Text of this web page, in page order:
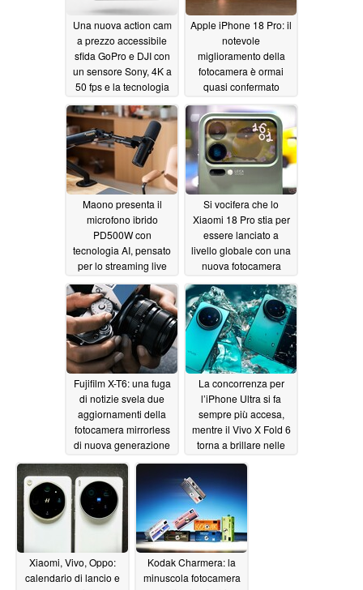
Una nuova action cam
a prezzo accessibile
sfida GoPro e DJI con
un sensore Sony, 4K a
50 fps e la tecnologia
prezzo06/25/2026
Apple iPhone 18 Pro: il
notevole
miglioramento della
fotocamera è ormai
quasi confermato
06/23/2026
Maono presenta il
microfono ibrido
PD500W con
tecnologia AI, pensato
per lo streaming live
audio a 32 bit in virgola
mobile e registratore
integrato
06/19/2026
Si vocifera che lo
Xiaomi 18 Pro stia per
essere lanciato a
livello globale con una
nuova fotocamera
06/18/2026
Fujifilm X-T6: una fuga
di notizie svela due
aggiornamenti della
fotocamera mirrorless
di nuova generazione
06/18/2026
La concorrenza per
l’iPhone Ultra si fa
sempre più accesa,
mentre il Vivo X Fold 6
torna a brillare nelle
promozionali e nel
video06/18/2026
Xiaomi, Vivo, Oppo:
calendario di lancio e
Kodak Charmera: la
minuscola fotocamera